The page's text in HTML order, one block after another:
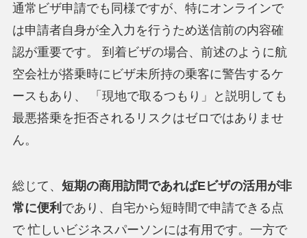
通常ビザ申請でも同様ですが、特にオンラインで
は申請者自身が全入力を行うため送信前の内容確
認が重要です。 到着ビザの場合、前述のように航
空会社が搭乗時にビザ未所持の乗客に警告するケ
ースもあり、 「現地で取るつもり」と説明しても
最悪搭乗を拒否されるリスクはゼロではありませ
ん。
総じて、 短期の商用訪問であればEビザの活用が非
常に便利 であり、自宅から短時間で申請できる点
で 忙しいビジネスパーソンには有用です。一方で